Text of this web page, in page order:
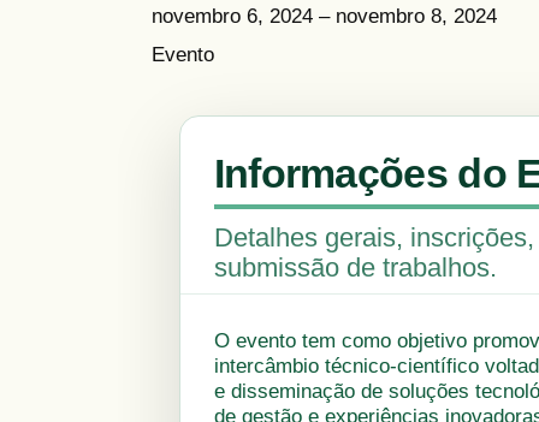
novembro 6, 2024 – novembro 8, 2024
Evento
Informações do
Detalhes gerais,
submissão de trabalhos.
O evento tem como objetivo
intercâmbio técnico-científico
e disseminação de soluções
de gestão e experiências